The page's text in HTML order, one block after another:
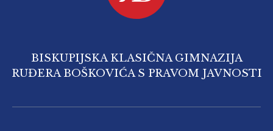
BISKUPIJSKA KLASIČNA GIMNAZIJA
RUĐERA BOŠKOVIĆA S PRAVOM JAVNOSTI